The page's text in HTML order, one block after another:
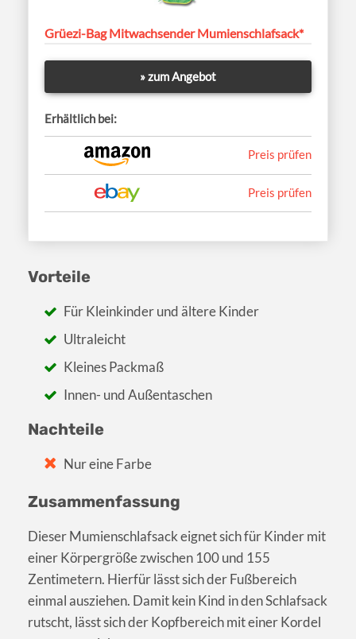
Grüezi-Bag Mitwachsender Mumienschlafsack*
» zum Angebot
Erhältlich bei:
Preis prüfen
Preis prüfen
Vorteile
Für Kleinkinder und ältere Kinder
Ultraleicht
Kleines Packmaß
Innen- und Außentaschen
Nachteile
Nur eine Farbe
Zusammenfassung
Dieser Mumienschlafsack eignet sich für Kinder mit
einer Körpergröße zwischen 100 und 155
Zentimetern. Hierfür lässt sich der Fußbereich
einmal ausziehen. Damit kein Kind in den Schlafsack
rutscht, lässt sich der Kopfbereich mit einer Kordel